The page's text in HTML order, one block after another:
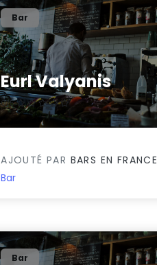
Eurl Valyanis
0/5
Bar
AJOUTÉ PAR BARS EN FRANCE
Bar
Bar